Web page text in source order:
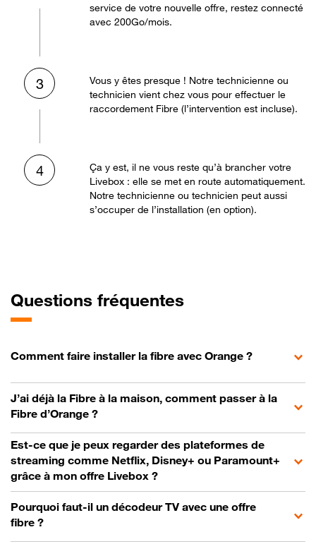
service de votre nouvelle offre, restez connecté
avec 200Go/mois.
3
Vous y êtes presque ! Notre technicienne ou
technicien vient chez vous pour effectuer le
raccordement Fibre (l’intervention est incluse).
4
Ça y est, il ne vous reste qu’à brancher votre
Livebox : elle se met en route automatiquement.
Notre technicienne ou technicien peut aussi
s’occuper de l’installation (en option).
Questions fréquentes
Comment faire installer la fibre avec Orange ?
J’ai déjà la Fibre à la maison, comment passer à la
Fibre d’Orange ?
Est-ce que je peux regarder des plateformes de
streaming comme Netflix, Disney+ ou Paramount+
grâce à mon offre Livebox ?
Pourquoi faut-il un décodeur TV avec une offre
fibre ?